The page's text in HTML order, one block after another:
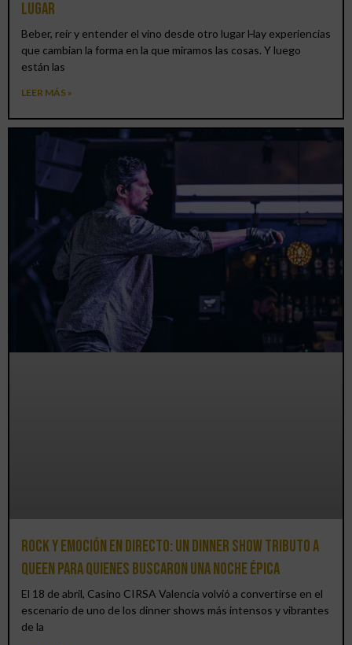
lugar
Beber, reír y entender el vino desde otro lugar Hay experiencias
que cambian la forma en la que miramos las cosas. Y luego
están las
LEER MÁS »
Rock y emoción en directo: un Dinner Show Tributo a
Queen para quienes buscaron una noche épica
El 18 de abril, Casino CIRSA Valencia volvió a convertirse en el
escenario de uno de los dinner shows más intensos y vibrantes
de la